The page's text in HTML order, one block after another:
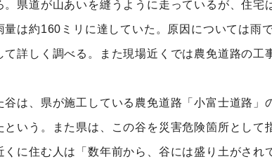
。県道が山あいを縫うように走っているが、住
量は約160ミリに達していた。原因については雨
て詳しく調べる。また現場近くでは農免道路の工
谷は、県が施工している農免道路「小富士道路
という。また県は、この谷を災害危険箇所とし
くに住む人は「数年前から、谷には盛り土がさ